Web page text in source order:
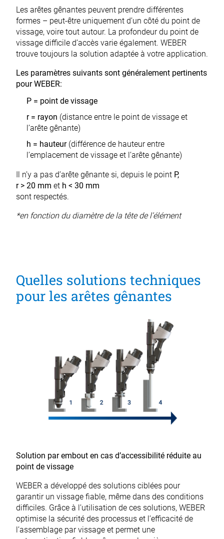
Les arêtes gênantes peuvent prendre différentes
formes – peut-être uniquement d’un côté du point de
vissage, voire tout autour. La profondeur du point de
vissage difficile d’accès varie également. WEBER
trouve toujours la solution adaptée à votre application.
Les paramètres suivants sont généralement pertinents
pour WEBER:
P = point de vissage
r = rayon (distance entre le point de vissage et
l’arête gênante)
h = hauteur(différence de hauteur entre
l’emplacement de vissage et l’arête gênante)
Il n’y a pas d’arête gênante si, depuis le point P,
r > 20 mm et h < 30 mm
sont respectés.
*en fonction du diamètre de la tête de l’élément
Quelles solutions techniques
pour les arêtes gênantes
Solution par embout en cas d’accessibilité réduite au
point de vissage
WEBER a développé des solutions ciblées pour
garantir un vissage fiable, même dans des conditions
difficiles. Grâce à l’utilisation de ces solutions, WEBER
optimise la sécurité des processus et l’efficacité de
l’assemblage par vissageet permet une